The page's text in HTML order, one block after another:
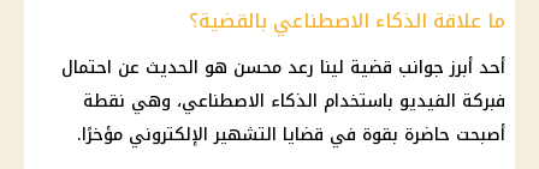
ما علاقة الذكاء الاصطناعي بالقضية؟
أحد أبرز جوانب قضية لينا رعد محسن هو الحديث عن احتمال
فبركة الفيديو باستخدام الذكاء الاصطناعي، وهي نقطة
أصبحت حاضرة بقوة في قضايا التشهير الإلكتروني مؤخرًا.